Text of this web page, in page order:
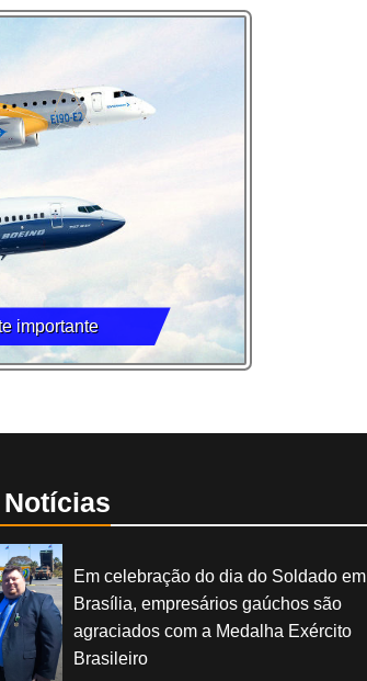
importante
Em celebração do dia do Soldado em
Brasília, empresários gaúchos são
agraciados com a Medalha Exército
Brasileiro